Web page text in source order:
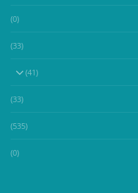
(0)
(33)
(41)
(33)
(535)
(0)